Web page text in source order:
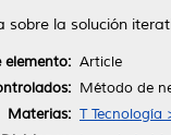
sobre la solución
elemento: Article
Método de
Materias: T Tecnología